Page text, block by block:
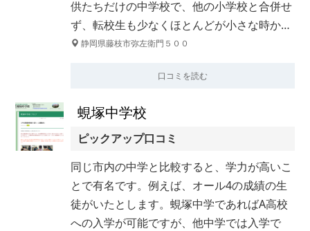
供たちだけの中学校で、他の小学校と合併せ
ず、転校生も少なくほとんどが小さな時か…
静岡県藤枝市弥左衛門５００
口コミを読む
蜆塚中学校
ピックアップ口コミ
同じ市内の中学と比較すると、学力が高いこ
とで有名です。例えば、オール4の成績の生
徒がいたとします。蜆塚中学であればA高校
への入学が可能ですが、他中学では入学で